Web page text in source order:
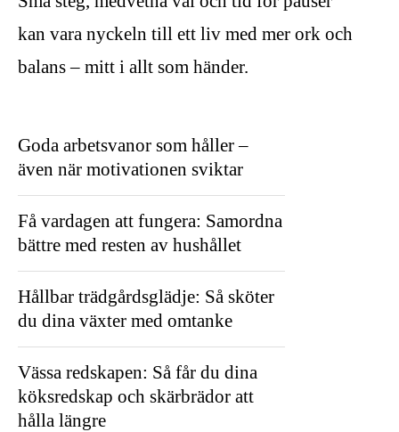
kan vara nyckeln till ett liv med mer ork och
balans – mitt i allt som händer.
Goda arbetsvanor som håller –
även när motivationen sviktar
Få vardagen att fungera: Samordna
bättre med resten av hushållet
Hållbar trädgårdsglädje: Så sköter
du dina växter med omtanke
Vässa redskapen: Så får du dina
köksredskap och skärbrädor att
hålla längre